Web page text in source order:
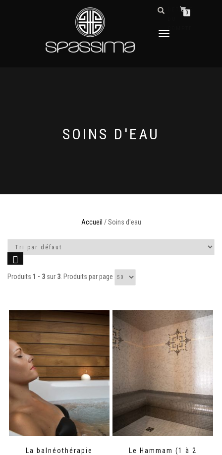
DÉPLIER
DÉTAILS
0
SOINS D'EAU
Accueil / Soins d'eau
Produits 1 - 3 sur 3. Produits par page
La balnéothérapie
Le Hammam (1 à 2